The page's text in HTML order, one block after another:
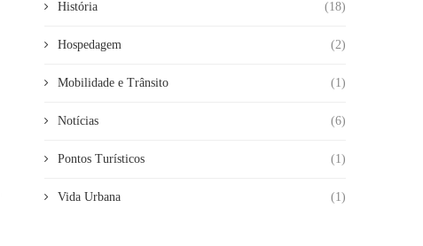
História (18)
Hospedagem (2)
Mobilidade e Trânsito (1)
Notícias (6)
Pontos Turísticos (1)
Vida Urbana (1)